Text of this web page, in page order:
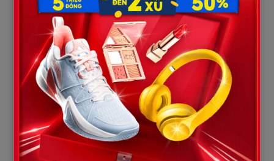
lạnh hắt ra, soi rõ một cuốn sổ tay nhỏ bìa da màu đen nằm
chỏng chơ trên nắp tủ lạnh – nơi Hạnh hay để quên đồ. Tò mò,
Tùng cầm lên lật ra xem.
Đó là sổ chi tiêu của Hạnh. Tùng nheo mắt đọc những dòng chữ
viết vội, chi chít những con số lẻ tẻ đến mức bần tiện:
Ngày 1: Gạo 10kg (loại rẻ): 160k. Mắm muối: 40k. Ngày 5: Thịt
lợn tăng giá, mua 3 lạng: 50k (nhường chồng 2 lạng, con 1 lạng,
mẹ chan nước thịt). Ngày 10: Tiền điện: 850k (nắng nóng quá).
Ngày 15: Con sốt virus, mua thuốc + miếng dán hạ sốt: 420k.
Ngày 20: Hết tiền thức ăn. Mượn tạm tiền lợn đất của con 200k